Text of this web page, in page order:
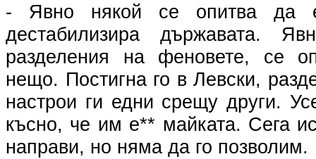
- Явно някой се опитва да
дестабилизира държавата.
разделения на феновете, се
нещо. Постигна го в Левски,
настрои ги едни срещу други.
късно, че им е** майката. Сега
направи, но няма да го позволим.